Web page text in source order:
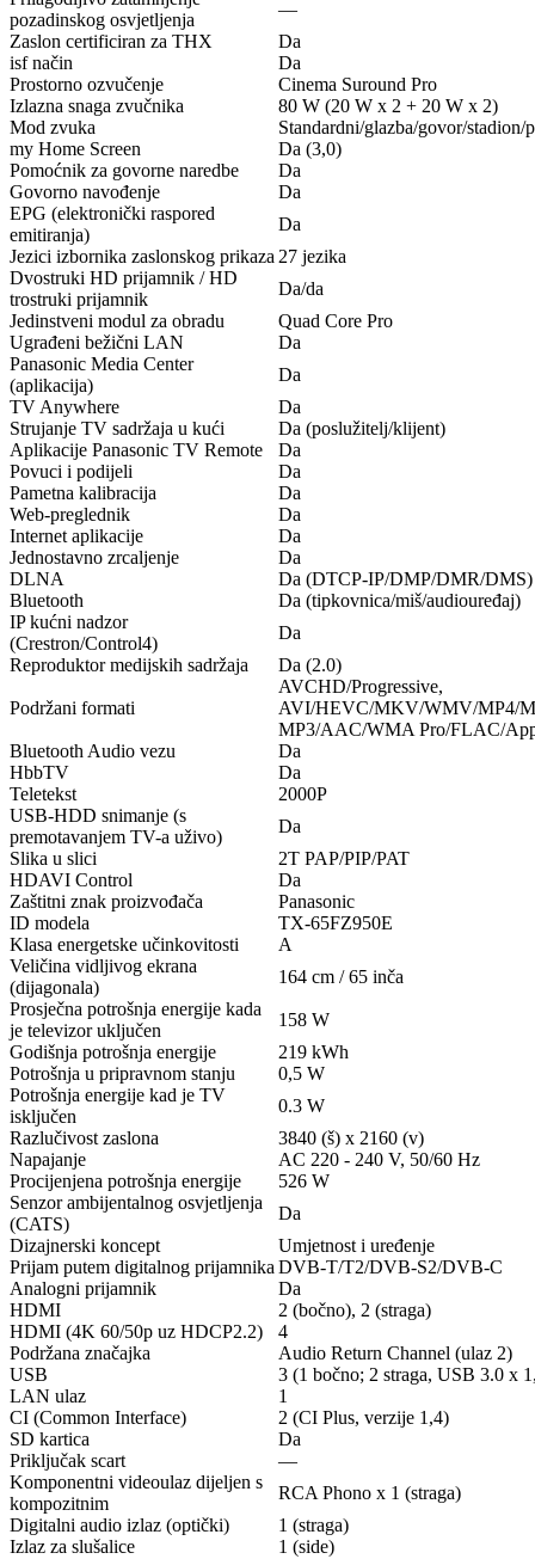
pozadinskog osvjetljenja
—
Zaslon certificiran za THX
Da
isf način
Da
Prostorno ozvučenje
Cinema Suround Pro
Izlazna snaga zvučnika
80 W (20 W x 2 + 20 W x 2)
Mod zvuka
Standardni/glazba/govor/stadion/
my Home Screen
Da (3,0)
Pomoćnik za govorne naredbe
Da
Govorno navođenje
Da
EPG (elektronički raspored
emitiranja)
Da
Jezici izbornika zaslonskog prikaza 27 jezika
Dvostruki HD prijamnik / HD
trostruki prijamnik
Da/da
Jedinstveni modul za obradu
Quad Core Pro
Ugrađeni bežični LAN
Da
Panasonic Media Center
(aplikacija)
Da
TV Anywhere
Da
Strujanje TV sadržaja u kući
Da (poslužitelj/klijent)
Aplikacije Panasonic TV Remote
Da
Povuci i podijeli
Da
Pametna kalibracija
Da
Web-preglednik
Da
Internet aplikacije
Da
Jednostavno zrcaljenje
Da
DLNA
Da (DTCP-IP/DMP/DMR/DMS)
Bluetooth
Da (tipkovnica/miš/audiouređaj)
IP kućni nadzor
(Crestron/Control4)
Da
Reproduktor medijskih sadržaja
Da (2.0)
Podržani formati
AVCHD/Progressive,
AVI/HEVC/MKV/WMV/MP4/
MP3/AAC/WMA Pro/FLAC/
Bluetooth Audio vezu
Da
HbbTV
Da
Teletekst
2000P
USB-HDD snimanje (s
premotavanjem TV-a uživo)
Da
Slika u slici
2T PAP/PIP/PAT
HDAVI Control
Da
Zaštitni znak proizvođača
Panasonic
ID modela
TX-65FZ950E
Klasa energetske učinkovitosti
A
Veličina vidljivog ekrana
(dijagonala)
164 cm / 65 inča
Prosječna potrošnja energije kada
je televizor uključen
158 W
Godišnja potrošnja energije
219 kWh
Potrošnja u pripravnom stanju
0,5 W
Potrošnja energije kad je TV
isključen
0.3 W
Razlučivost zaslona
3840 (š) x 2160 (v)
Napajanje
AC 220 - 240 V, 50/60 Hz
Procijenjena potrošnja energije
526 W
Senzor ambijentalnog osvjetljenja
(CATS)
Da
Dizajnerski koncept
Umjetnost i uređenje
Prijam putem digitalnog prijamnika DVB-T/T2/DVB-S2/DVB-C
Analogni prijamnik
Da
HDMI
2 (bočno), 2 (straga)
HDMI (4K 60/50p uz HDCP2.2)
4
Podržana značajka
Audio Return Channel (ulaz 2)
USB
3 (1 bočno; 2 straga, USB 3.0 x
LAN ulaz
1
CI (Common Interface)
2 (CI Plus, verzije 1,4)
SD kartica
Da
Priključak scart
—
Komponentni videoulaz dijeljen s
kompozitnim
RCA Phono x 1 (straga)
Digitalni audio izlaz (optički)
1 (straga)
Izlaz za slušalice
1 (side)